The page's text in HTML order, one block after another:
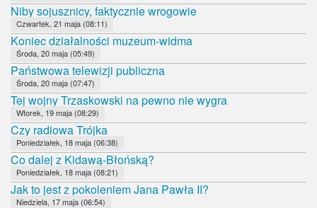
Niby sojusznicy, faktycznie wrogowie
Czwartek, 21 maja (08:11)
Koniec działalności muzeum-widma
Środa, 20 maja (05:49)
Państwowa telewizji publiczna
Środa, 20 maja (07:47)
Tej wojny Trzaskowski na pewno nie wygra
Wtorek, 19 maja (08:29)
Czy radiowa Trójka
Poniedziałek, 18 maja (06:38)
Co dalej z Kidawą-Błońską?
Poniedziałek, 18 maja (08:21)
Jak to jest z pokoleniem Jana Pawła II?
Niedziela, 17 maja (06:54)